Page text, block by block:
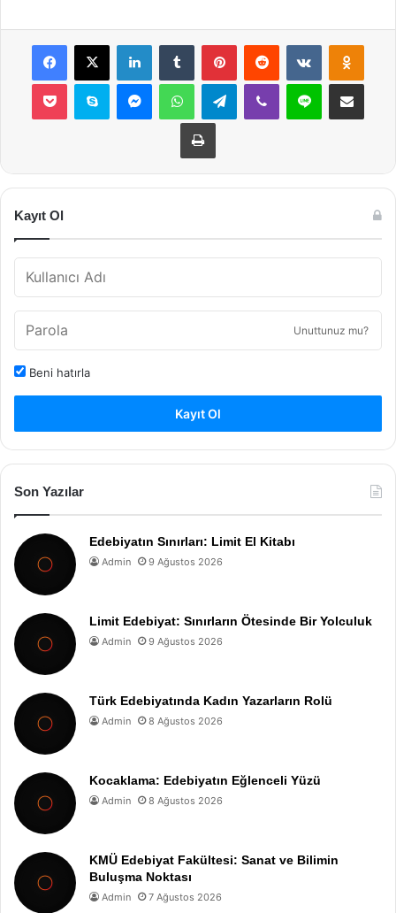
Facebook
X LinkedInTumblr PinterestReddit VKontakte
Pocket Skype MessengerWhatsAppTelegramViber Line E-Posta ile
Yazdır
Kayıt Ol
Unuttunuz mu?
Beni hatırla
Kayıt Ol
Son Yazılar
Edebiyatın Sınırları: Limit El Kitabı
Admin 9 Ağustos 2026
Limit Edebiyat: Sınırların Ötesinde Bir Yolculuk
Admin 9 Ağustos 2026
Türk Edebiyatında Kadın Yazarların Rolü
Admin 8 Ağustos 2026
Kocaklama: Edebiyatın Eğlenceli Yüzü
Admin 8 Ağustos 2026
KMÜ Edebiyat Fakültesi: Sanat ve Bilimin
Buluşma Noktası
Admin 7 Ağustos 2026